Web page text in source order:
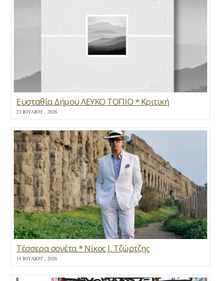
Ευσταθία Δήμου ΛΕΥΚΟ ΤΟΠΙΟ * Κριτική
23 ΙΟΥΛΊΟΥ , 2026
Τέσσερα σονέτα * Νίκος Ι. Τζώρτζης
14 ΙΟΥΛΊΟΥ , 2026